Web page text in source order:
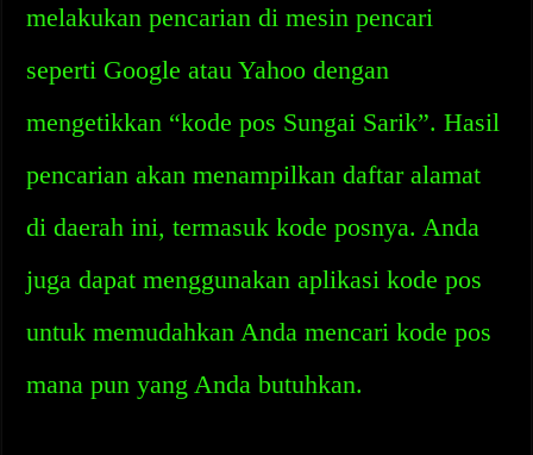
melakukan pencarian di mesin pencari
seperti Google atau Yahoo dengan
mengetikkan “kode pos Sungai Sarik”. Hasil
pencarian akan menampilkan daftar alamat
di daerah ini, termasuk kode posnya. Anda
juga dapat menggunakan aplikasi kode pos
untuk memudahkan Anda mencari kode pos
mana pun yang Anda butuhkan.